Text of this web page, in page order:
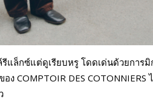
รีแล็กซ์แต่ดูเรียบหรู โดดเด่นด้วยกา
COMPTOIR DES